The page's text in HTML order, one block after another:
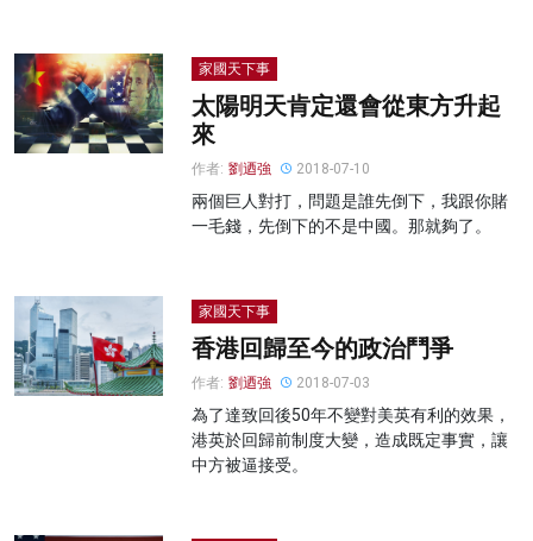
家國天下事
太陽明天肯定還會從東方升起
來
作者: 劉迺強 2018-07-10
兩個巨人對打，問題是誰先倒下，我跟你賭
一毛錢，先倒下的不是中國。那就夠了。
家國天下事
香港回歸至今的政治鬥爭
作者: 劉迺強 2018-07-03
為了達致回後50年不變對美英有利的效果，
港英於回歸前制度大變，造成既定事實，讓
中方被逼接受。